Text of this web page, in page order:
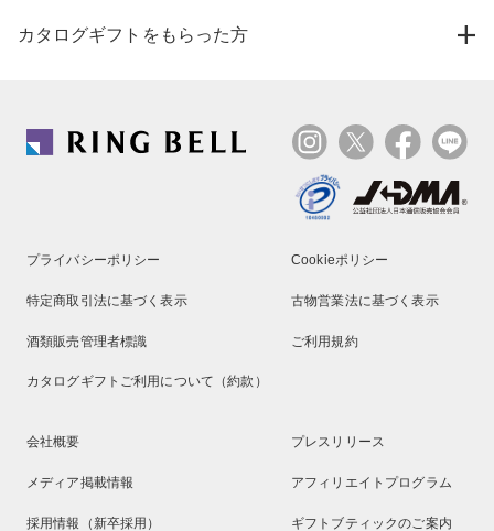
カタログギフトをもらった方
プライバシーポリシー Cookieポリシー
特定商取引法に基づく表示 古物営業法に基づく表示
酒類販売管理者標識 ご利用規約
カタログギフトご利用について（約款）
会社概要 プレスリリース
メディア掲載情報 アフィリエイトプログラム
採用情報（新卒採用） ギフトブティックのご案内